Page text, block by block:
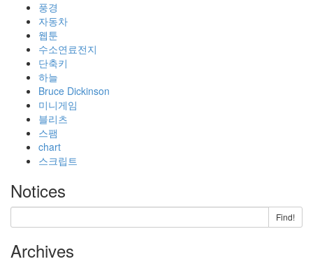
풍경
자동차
웹툰
수소연료전지
단축키
하늘
Bruce Dickinson
미니게임
블리츠
스팸
chart
스크립트
Notices
Find!
Archives